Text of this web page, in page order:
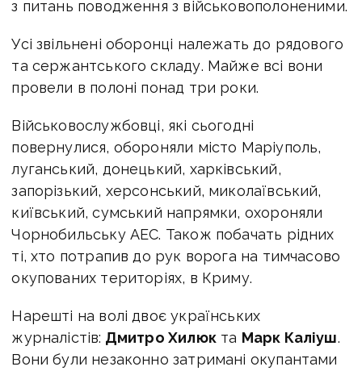
з питань поводження з військовополоненими.
Усі звільнені оборонці належать до рядового
та сержантського складу. Майже всі вони
провели в полоні понад три роки.
Військовослужбовці, які сьогодні
повернулися, обороняли місто Маріуполь,
луганський, донецький, харківський,
запорізький, херсонський, миколаївський,
київський, сумський напрямки, охороняли
Чорнобильську АЕС. Також побачать рідних
ті, хто потрапив до рук ворога на тимчасово
окупованих територіях, в Криму.
Нарешті на волі двоє українських
журналістів: Дмитро Хилюкта Марк Каліуш.
Вони були незаконно затримані окупантами